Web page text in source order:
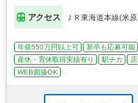
アクセス ＪＲ東海道本線(米
年収550万円以上可 新卒も応募可能
産休・育休取得実績有り
駅チカ
WEB面接OK